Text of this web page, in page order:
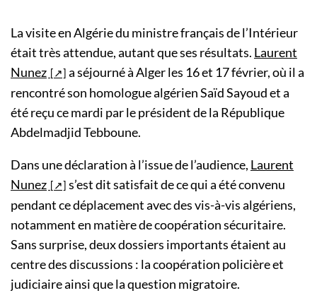
La visite en Algérie du ministre français de l’Intérieur
était très attendue, autant que ses résultats. Laurent
Nunez
a séjourné à Alger les 16 et 17 février, où il a
rencontré son homologue algérien Saïd Sayoud et a
été reçu ce mardi par le président de la République
Abdelmadjid Tebboune.
Dans une déclaration à l’issue de l’audience, Laurent
Nunez
s’est dit satisfait de ce qui a été convenu
pendant ce déplacement avec des vis-à-vis algériens,
notamment en matière de coopération sécuritaire.
Sans surprise, deux dossiers importants étaient au
centre des discussions : la coopération policière et
judiciaire ainsi que la question migratoire.